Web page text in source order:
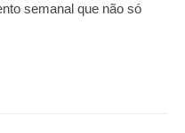
semanal que não só